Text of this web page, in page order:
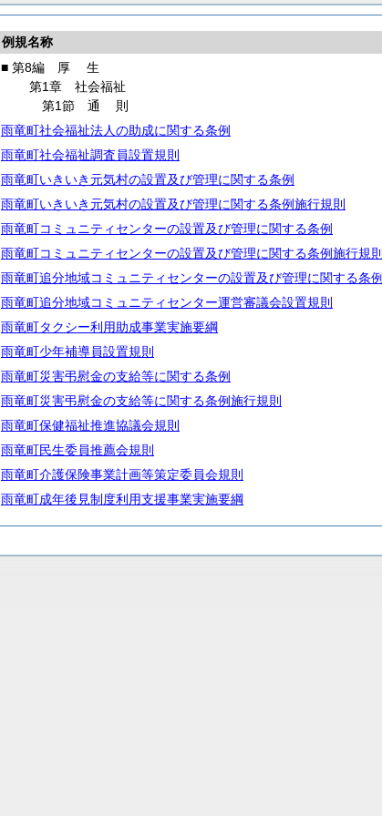
例規名称
■ 第8編 厚 生
第1章 社会福祉
第1節 通 則
雨竜町社会福祉法人の助成に関する条例
雨竜町社会福祉調査員設置規則
雨竜町いきいき元気村の設置及び管理に関する条例
雨竜町いきいき元気村の設置及び管理に関する条例施行規則
雨竜町コミュニティセンターの設置及び管理に関する条例
雨竜町コミュニティセンターの設置及び管理に関する条例施行規則
雨竜町追分地域コミュニティセンターの設置及び管理に関する条例
雨竜町追分地域コミュニティセンター運営審議会設置規則
雨竜町タクシー利用助成事業実施要綱
雨竜町少年補導員設置規則
雨竜町災害弔慰金の支給等に関する条例
雨竜町災害弔慰金の支給等に関する条例施行規則
雨竜町保健福祉推進協議会規則
雨竜町民生委員推薦会規則
雨竜町介護保険事業計画等策定委員会規則
雨竜町成年後見制度利用支援事業実施要綱